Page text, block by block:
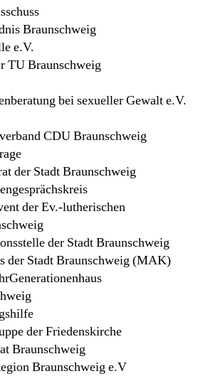
Braunschweig
e.V.
TU Braunschweig
bei sexueller Gewalt e.V.
CDU Braunschweig
der Stadt Braunschweig
der Ev.-lutherischen
der Stadt Braunschweig
der Stadt Braunschweig (MAK)
der Friedenskirche
Braunschweig
Braunschweig e.V